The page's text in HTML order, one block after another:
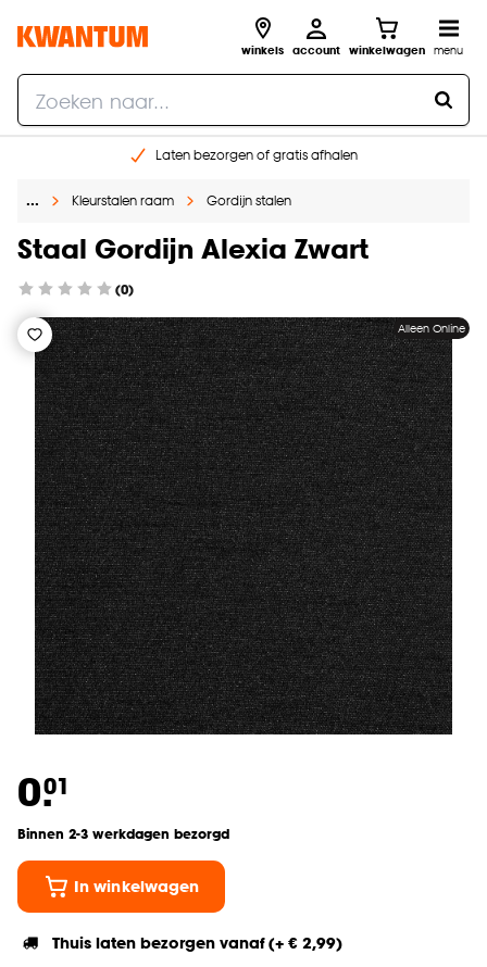
winkels account winkelwagen menu
Laten bezorgen of gratis afhalen
Gratis raam advies en opmeten aan huis
… Kleurstalen raam Gordijn stalen
Staal Gordijn Alexia Zwart
(0)
Alleen Online
0.01
Binnen 2-3 werkdagen bezorgd
In winkelwagen
Thuis laten bezorgen vanaf (+ € 2,99)